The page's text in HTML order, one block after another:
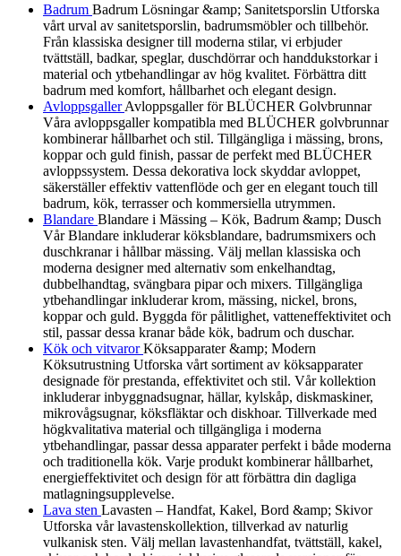
Badrum Badrum Lösningar &amp; Sanitetsporslin Utforska
vårt urval av sanitetsporslin, badrumsmöbler och tillbehör.
Från klassiska designer till moderna stilar, vi erbjuder
tvättställ, badkar, speglar, duschdörrar och handdukstorkar i
material och ytbehandlingar av hög kvalitet. Förbättra ditt
badrum med komfort, hållbarhet och elegant design.
AvloppsgallerAvloppsgaller för BLÜCHER Golvbrunnar
Våra avloppsgaller kompatibla med BLÜCHER golvbrunnar
kombinerar hållbarhet och stil. Tillgängliga i mässing, brons,
koppar och guld finish, passar de perfekt med BLÜCHER
avloppssystem. Dessa dekorativa lock skyddar avloppet,
säkerställer effektiv vattenflöde och ger en elegant touch till
badrum, kök, terrasser och kommersiella utrymmen.
Blandare Blandare i Mässing – Kök, Badrum &amp; Dusch
Vår Blandare inkluderar köksblandare, badrumsmixers och
duschkranar i hållbar mässing. Välj mellan klassiska och
moderna designer med alternativ som enkelhandtag,
dubbelhandtag, svängbara pipar och mixers. Tillgängliga
ytbehandlingar inkluderar krom, mässing, nickel, brons,
koppar och guld. Byggda för pålitlighet, vatteneffektivitet och
stil, passar dessa kranar både kök, badrum och duschar.
Kök och vitvarorKöksapparater &amp; Modern
Köksutrustning Utforska vårt sortiment av köksapparater
designade för prestanda, effektivitet och stil. Vår kollektion
inkluderar inbyggnadsugnar, hällar, kylskåp, diskmaskiner,
mikrovågsugnar, köksfläktar och diskhoar. Tillverkade med
högkvalitativa material och tillgängliga i moderna
ytbehandlingar, passar dessa apparater perfekt i både moderna
och traditionella kök. Varje produkt kombinerar hållbarhet,
energieffektivitet och design för att förbättra din dagliga
matlagningsupplevelse.
Lava sten Lavasten – Handfat, Kakel, Bord &amp; Skivor
Utforska vår lavastenskollektion, tillverkad av naturlig
vulkanisk sten. Välj mellan lavastenhandfat, tvättställ, kakel,